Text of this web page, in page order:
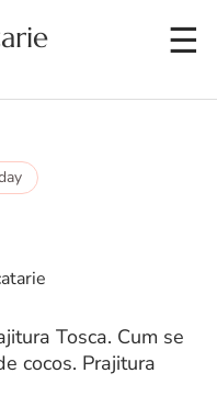
Tosca. Cum se
cocos. Prajitura